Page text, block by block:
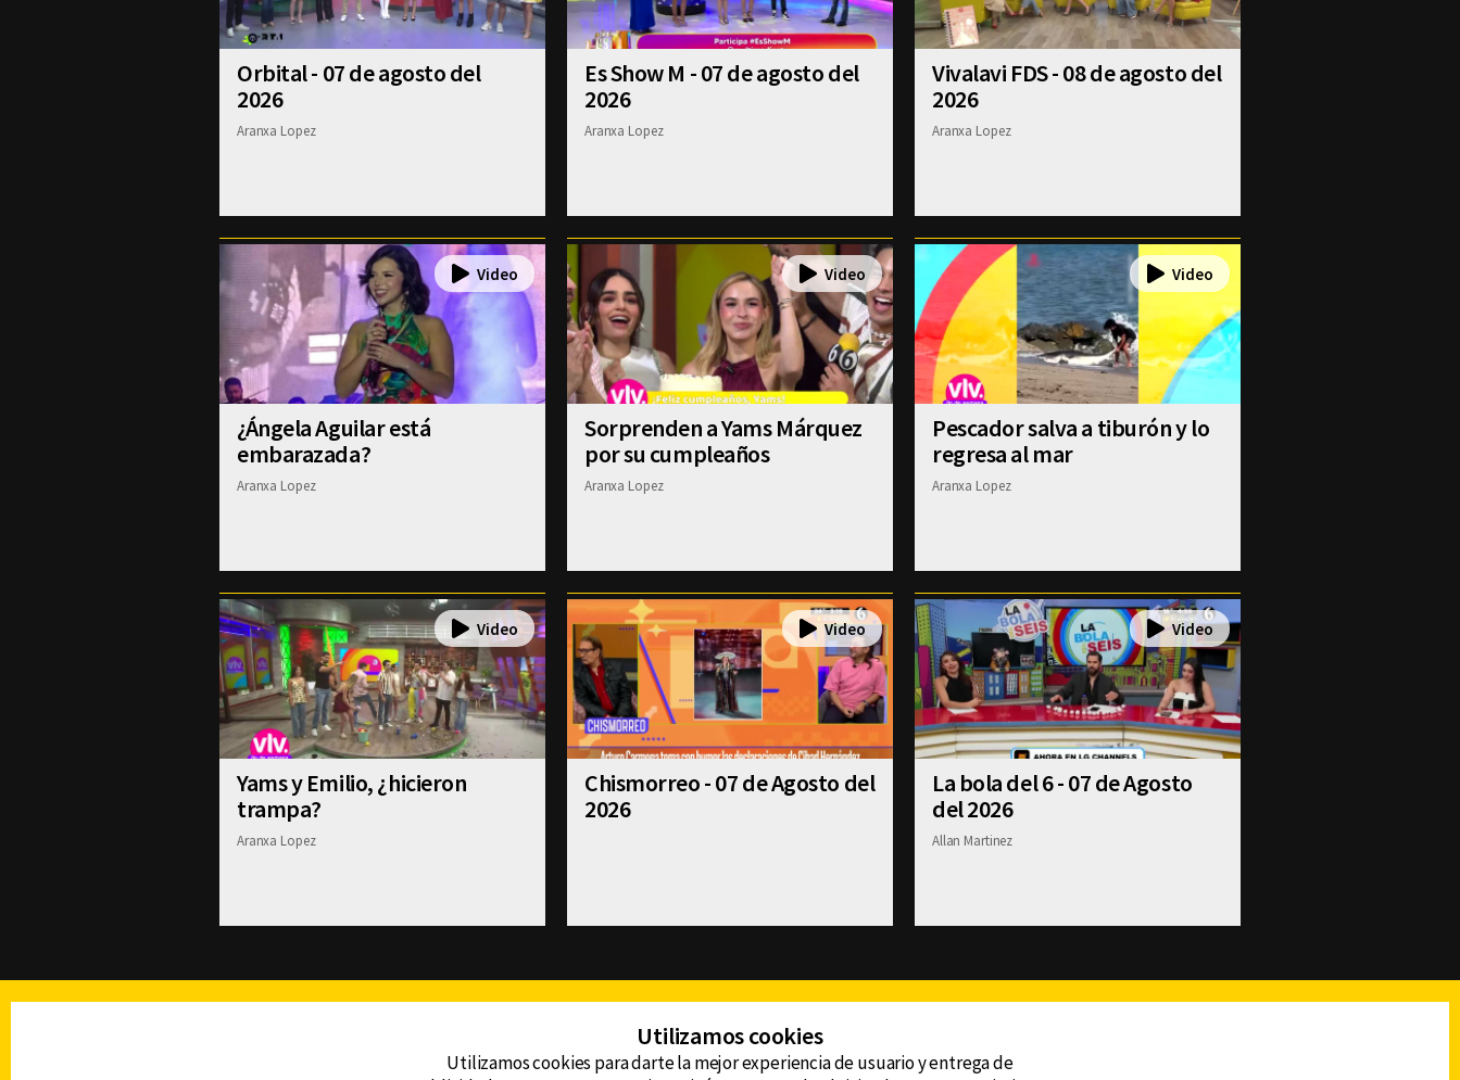
Orbital - 07 de agosto del
2026
Aranxa Lopez
Es Show M - 07 de agosto del
2026
Aranxa Lopez
Vivalavi FDS - 08 de agosto del
2026
Aranxa Lopez
¿Ángela Aguilar está
embarazada?
Aranxa Lopez
Sorprenden a Yams Márquez
por su cumpleaños
Aranxa Lopez
Pescador salva a tiburón y lo
regresa al mar
Aranxa Lopez
Yams y Emilio, ¿hicieron
trampa?
Aranxa Lopez
Chismorreo - 07 de Agosto del
2026
La bola del 6 - 07 de Agosto
del 2026
Allan Martinez
Utilizamos cookies
Utilizamos cookies para darte la mejor experiencia de usuario y entrega de